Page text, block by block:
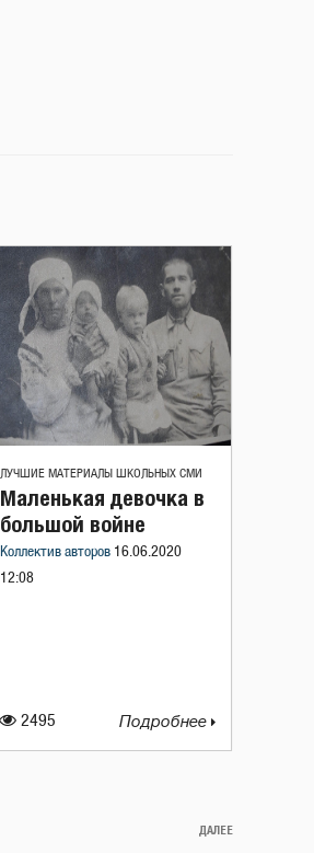
ЛУЧШИЕ МАТЕРИАЛЫ ШКОЛЬНЫХ СМИ
2495
Маленькая девочка в
большой войне
Коллектив авторов 16.06.2020
12:08
Подробнее
Следующая
ДАЛЕЕ